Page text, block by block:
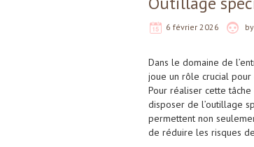
6 février 2026 by
Dans le domaine de
joue un rôle crucial
Pour réaliser cette
disposer de l’outillage
permettent non
de réduire les risques